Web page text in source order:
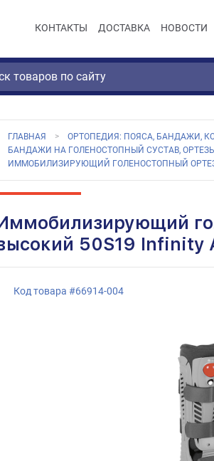
КОНТАКТЫ ДОСТАВКА НОВОСТИ
ГЛАВНАЯ ОРТОПЕДИЯ: ПОЯСА, БАНДАЖИ,
БАНДАЖИ НА ГОЛЕНОСТОПНЫЙ СУСТАВ,
ИММОБИЛИЗИРУЮЩИЙ ГОЛЕНОСТОПНЫЙ ОРТЕЗ С
50S19 Infinity
Код товара #66914-004